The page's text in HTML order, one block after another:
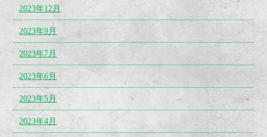
2023年12月
2023年9月
2023年7月
2023年6月
2023年5月
2023年4月